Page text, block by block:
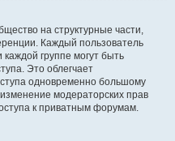
на структурные части,
Каждый пользователь
каждой группе могут быть
Это облегчает
одновременно большому
модераторских прав
к приватным форумам.